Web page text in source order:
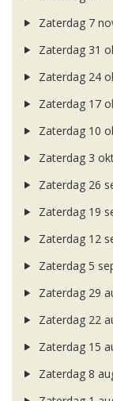
Zaterdag 7
Zaterdag 31
Zaterdag 24
Zaterdag 17
Zaterdag 10
Zaterdag 3
Zaterdag 26
Zaterdag 19
Zaterdag 12
Zaterdag 5
Zaterdag 29
Zaterdag 22
Zaterdag 15
Zaterdag 8